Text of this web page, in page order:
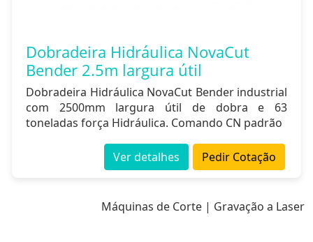
Dobradeira Hidráulica NovaCut
Bender 2.5m largura útil
Dobradeira Hidráulica NovaCut Bender industrial
com 2500mm largura útil de dobra e 63
toneladas força Hidráulica. Comando CN padrão
Pedir Cotação
Ver detalhes
Máquinas de Corte | Gravação a Laser